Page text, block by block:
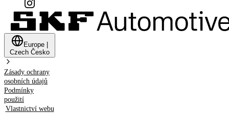
Europe
Czech Česko
Zásady ochrany
osobních údajů
Podmínky
použití
Vlastnictví webu